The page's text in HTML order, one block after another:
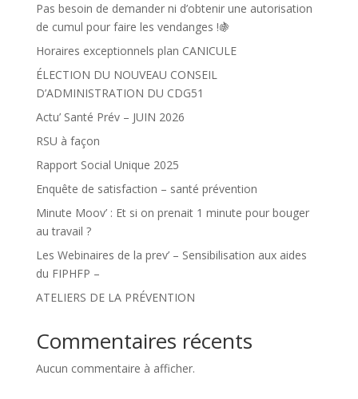
Pas besoin de demander ni d’obtenir une autorisation
de cumul pour faire les vendanges !🍇
Horaires exceptionnels plan CANICULE
ÉLECTION DU NOUVEAU CONSEIL
D’ADMINISTRATION DU CDG51
Actu’ Santé Prév – JUIN 2026
RSU à façon
Rapport Social Unique 2025
Enquête de satisfaction – santé prévention
Minute Moov’ : Et si on prenait 1 minute pour bouger
au travail ?
Les Webinaires de la prev’ – Sensibilisation aux aides
du FIPHFP –
ATELIERS DE LA PRÉVENTION
Commentaires récents
Aucun commentaire à afficher.